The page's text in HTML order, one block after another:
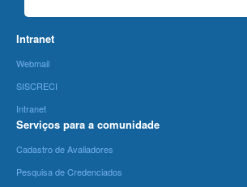
Intranet
Webmail
SISCRECI
Intranet
Serviços para a comunidade
Cadastro de Avaliadores
Pesquisa de Credenciados